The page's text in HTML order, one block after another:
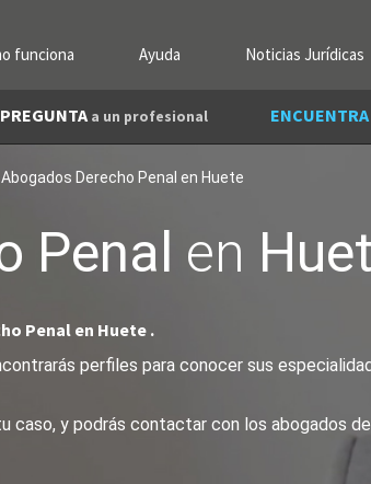
funciona Ayuda Noticias Jurídicas
PREGUNTA a un profesional ENCUENTRA
Abogados Derecho Penal en Huete
Penal en
Penal en Huete .
perfiles para conocer sus
caso, y podrás contactar con los abogados